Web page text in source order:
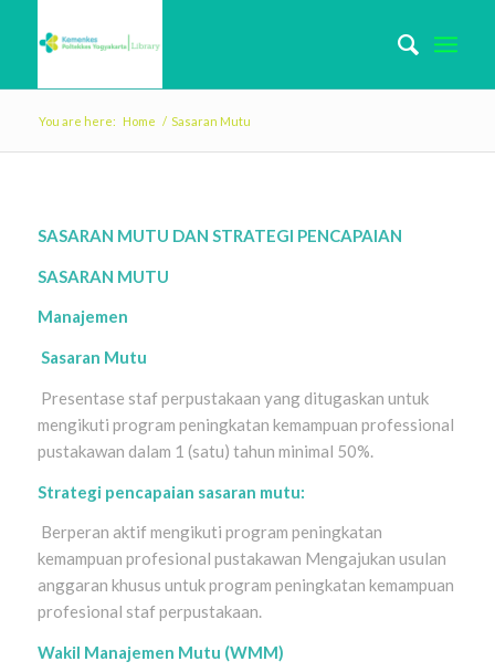
You are here: Home / Sasaran Mutu
SASARAN MUTU DAN STRATEGI PENCAPAIAN
SASARAN MUTU
Manajemen
Sasaran Mutu
Presentase staf perpustakaan yang ditugaskan untuk
mengikuti program peningkatan kemampuan professional
pustakawan dalam 1 (satu) tahun minimal 50%.
Strategi pencapaian sasaran mutu:
Berperan aktif mengikuti program peningkatan
kemampuan profesional pustakawan Mengajukan usulan
anggaran khusus untuk program peningkatan kemampuan
profesional staf perpustakaan.
Wakil Manajemen Mutu (WMM)